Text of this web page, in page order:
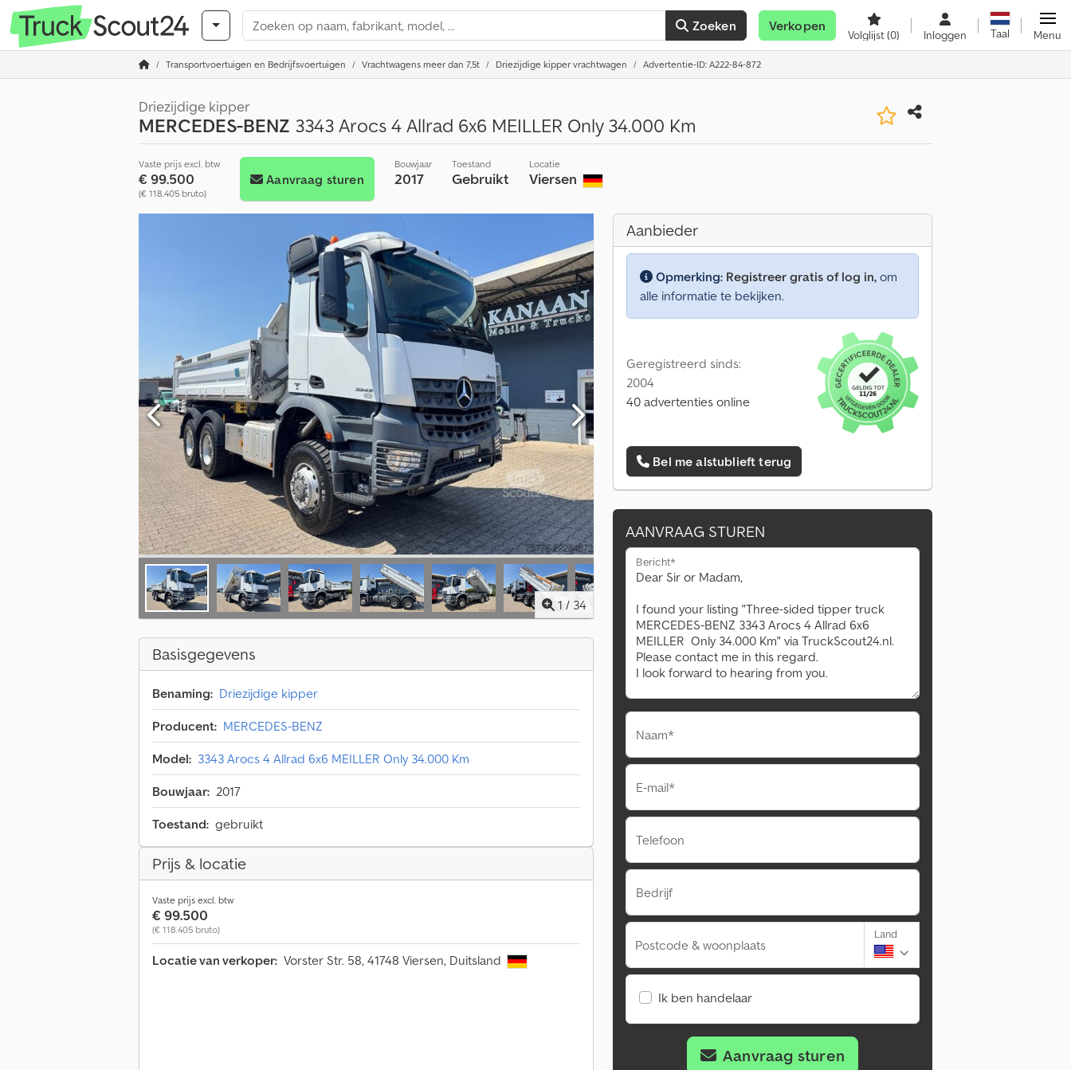
Zoeken Verkopen
Volglijst(0) Inloggen Taal Menu
Transportvoertuigen en Bedrijfsvoertuigen Vrachtwagens meer dan 7,5t Driezijdige kipper vrachtwagen Advertentie-ID: A222-84-872
Driezijdige kipper
MERCEDES-BENZ 3343 Arocs 4 Allrad 6x6 MEILLER Only 34.000 Km
Vaste prijs excl. btw
€ 99.500
(€ 118.405 bruto)
Aanvraag sturen
Bouwjaar
2017
Toestand
Gebruikt
Locatie
Viersen
1 / 34
Basisgegevens
Benaming: Driezijdige kipper
Producent: MERCEDES-BENZ
Model: 3343 Arocs 4 Allrad 6x6 MEILLER Only 34.000 Km
Bouwjaar: 2017
Toestand: gebruikt
Prijs & locatie
Vaste prijs excl. btw
€ 99.500
(€ 118.405 bruto)
Locatie van verkoper: Vorster Str. 58, 41748 Viersen, Duitsland
Aanbieder
Opmerking: Registreer gratis of log in, om
alle informatie te bekijken.
Geregistreerd sinds:
2004
40 advertenties online
Bel me alstublieft terug
AANVRAAG STUREN
Bericht*
Naam*
E-mail*
Telefoon
Bedrijf
Postcode & woonplaats
Land
Ik ben handelaar
Aanvraag sturen